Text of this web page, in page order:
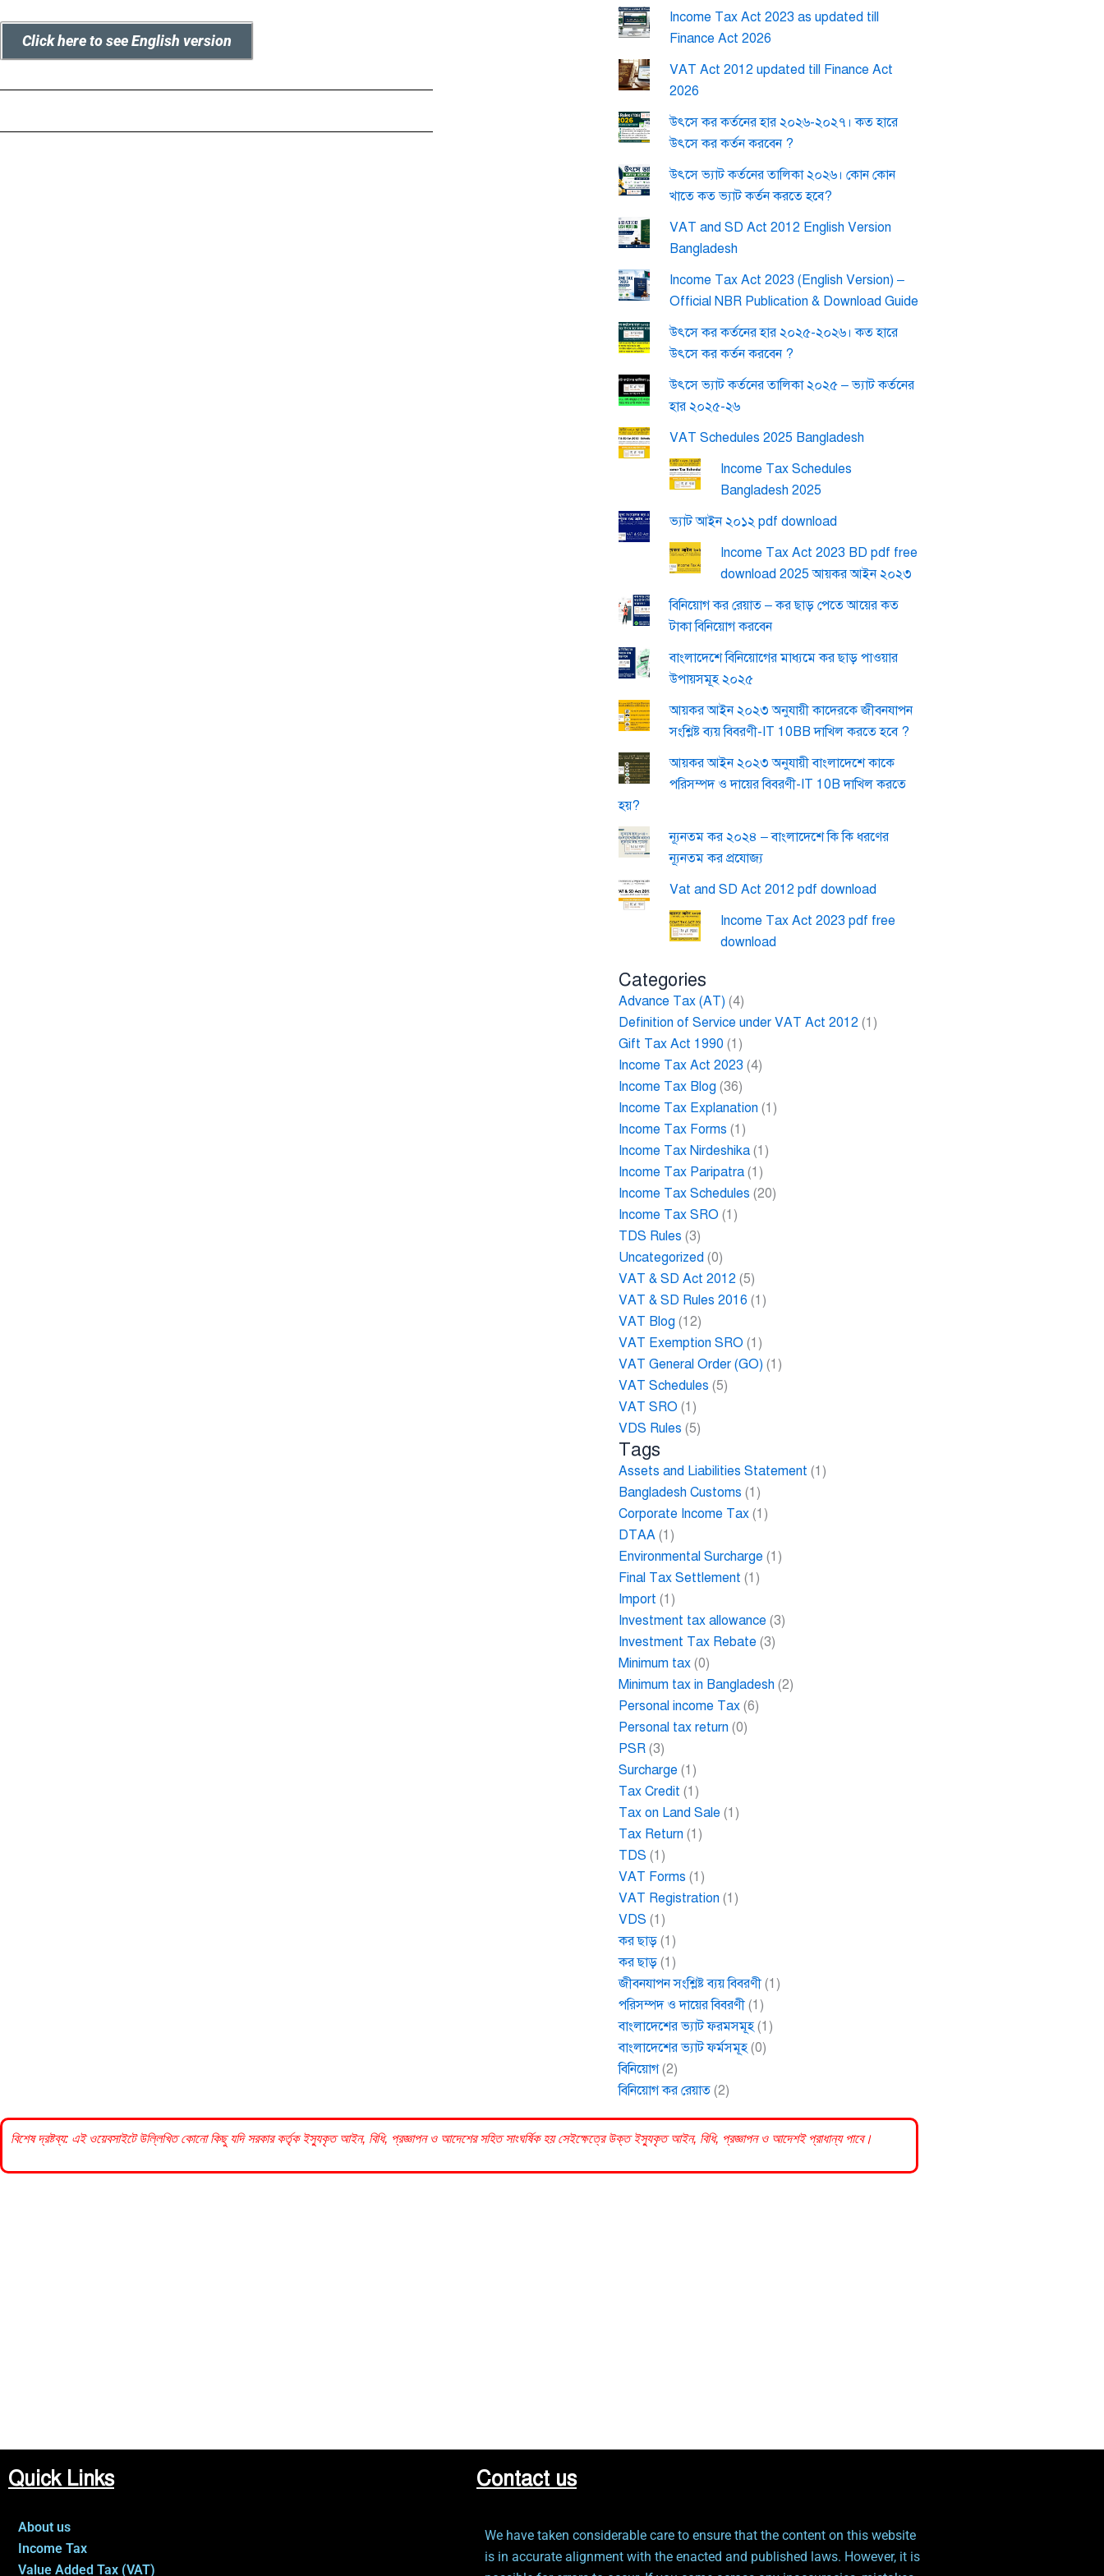
Click here to see English version
Income Tax Act 2023 as updated till
Finance Act 2026
VAT Act 2012 updated till Finance Act
2026
উৎসে কর কর্তনের হার ২০২৬-২০২৭। কত হারে
উৎসে কর কর্তন করবেন ?
উৎসে ভ্যাট কর্তনের তালিকা ২০২৬। কোন কোন
খাতে কত ভ্যাট কর্তন করতে হবে?
VAT and SD Act 2012 English Version
Bangladesh
Income Tax Act 2023 (English Version) –
Official NBR Publication & Download Guide
উৎসে কর কর্তনের হার ২০২৫-২০২৬। কত হারে
উৎসে কর কর্তন করবেন ?
উৎসে ভ্যাট কর্তনের তালিকা ২০২৫ – ভ্যাট কর্তনের
হার ২০২৫-২৬
VAT Schedules 2025 Bangladesh
Income Tax Schedules
Bangladesh 2025
ভ্যাট আইন ২০১২ pdf download
Income Tax Act 2023 BD pdf free
download 2025 আয়কর আইন ২০২৩
বিনিয়োগ কর রেয়াত – কর ছাড় পেতে আয়ের কত
টাকা বিনিয়োগ করবেন
বাংলাদেশে বিনিয়োগের মাধ্যমে কর ছাড় পাওয়ার
উপায়সমূহ ২০২৫
আয়কর আইন ২০২৩ অনুযায়ী কাদেরকে জীবনযাপন
সংশ্লিষ্ট ব্যয় বিবরণী-IT 10BB দাখিল করতে হবে ?
আয়কর আইন ২০২৩ অনুযায়ী বাংলাদেশে কাকে
পরিসম্পদ ও দায়ের বিবরণী-IT 10B দাখিল করতে
হয়?
ন্যূনতম কর ২০২৪ – বাংলাদেশে কি কি ধরণের
ন্যূনতম কর প্রযোজ্য
Vat and SD Act 2012 pdf download
Income Tax Act 2023 pdf free
download
Categories
Advance Tax (AT) (4)
Definition of Service under VAT Act 2012 (1)
Gift Tax Act 1990 (1)
Income Tax Act 2023 (4)
Income Tax Blog (36)
Income Tax Explanation (1)
Income Tax Forms (1)
Income Tax Nirdeshika (1)
Income Tax Paripatra (1)
Income Tax Schedules (20)
Income Tax SRO (1)
TDS Rules (3)
Uncategorized (0)
VAT & SD Act 2012 (5)
VAT & SD Rules 2016 (1)
VAT Blog (12)
VAT Exemption SRO (1)
VAT General Order (GO) (1)
VAT Schedules (5)
VAT SRO (1)
VDS Rules (5)
Tags
Assets and Liabilities Statement (1)
Bangladesh Customs (1)
Corporate Income Tax (1)
DTAA (1)
Environmental Surcharge (1)
Final Tax Settlement (1)
Import (1)
Investment tax allowance (3)
Investment Tax Rebate (3)
Minimum tax (0)
Minimum tax in Bangladesh (2)
Personal income Tax (6)
Personal tax return (0)
PSR (3)
Surcharge (1)
Tax Credit (1)
Tax on Land Sale (1)
Tax Return (1)
TDS (1)
VAT Forms (1)
VAT Registration (1)
VDS (1)
কর ছাড় (1)
কর ছাড় (1)
জীবনযাপন সংশ্লিষ্ট ব্যয় বিবরণী (1)
পরিসম্পদ ও দায়ের বিবরণী (1)
বাংলাদেশের ভ্যাট ফরমসমূহ(1)
বাংলাদেশের ভ্যাট ফর্মসমূহ(0)
বিনিয়োগ(2)
বিনিয়োগ কর রেয়াত (2)
বিশেষ দ্রষ্টব্য: এই ওয়েবসাইটে উল্লিখিত কোনো কিছু যদিসরকারকর্তৃক ইস্যুকৃত আইন, বিধি, প্রজ্ঞাপন ও আদেশের সহিত সাংঘর্ষিক হয় সেইক্ষেত্রে উক্ত ইস্যুকৃত আইন, বিধি, প্রজ্ঞাপন ও আদেশই প্রাধান্য পাবে।
Quick Links
About us
Income Tax
Value Added Tax (VAT)
Contact us
We have taken considerable care to ensure that the content on this website
is in accurate alignment with the enacted and published laws. However, it is